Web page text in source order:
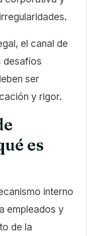
el canal de
desafíos
ser
y rigor.
es
interno
empleados y
de la